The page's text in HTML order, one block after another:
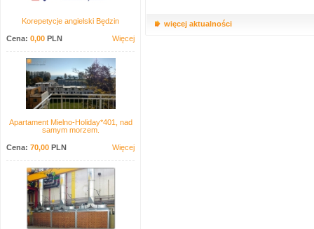
Korepetycje angielski Będzin
Cena: 0,00 PLN Więcej
Apartament Mielno-Holiday*401, nad
samym morzem.
Cena: 70,00 PLN Więcej
więcej aktualności